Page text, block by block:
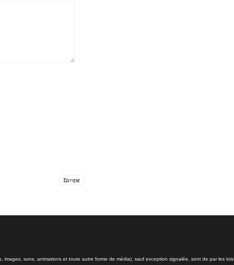
sons, animations et toute autre forme de média), sauf exception signalée, sont de par les lois